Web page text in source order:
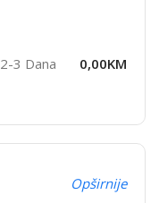
2-3 Dana 0,00KM
Opširnije